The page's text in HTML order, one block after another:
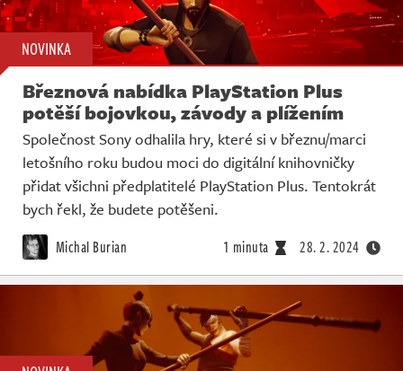
NOVINKA
Březnová nabídka PlayStation Plus
potěší bojovkou, závody a plížením
Společnost Sony odhalila hry, které si v březnu/marci
letošního roku budou moci do digitální knihovničky
přidat všichni předplatitelé PlayStation Plus. Tentokrát
bych řekl, že budete potěšeni.
Michal Burian 1 minuta 28. 2. 2024